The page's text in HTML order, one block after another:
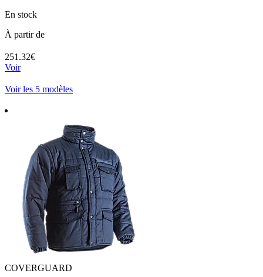
En stock
À partir de
251.32€
Voir
Voir les 5 modèles
COVERGUARD